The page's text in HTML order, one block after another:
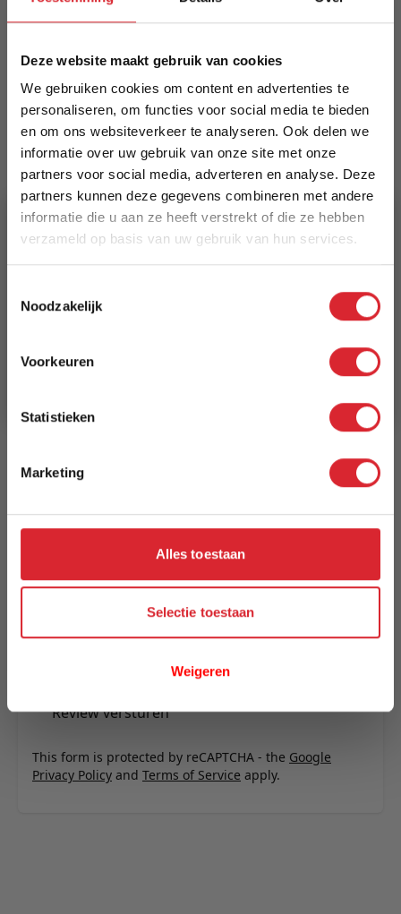
Deze website maakt gebruik van cookies
We gebruiken cookies om content en advertenties te
personaliseren, om functies voor social media te bieden
en om ons websiteverkeer te analyseren. Ook delen we
informatie over uw gebruik van onze site met onze
partners voor social media, adverteren en analyse. Deze
partners kunnen deze gegevens combineren met andere
informatie die u aan ze heeft verstrekt of die ze hebben
verzameld op basis van uw gebruik van hun services.
Noodzakelijk
Voorkeuren
Statistieken
Marketing
Alles toestaan
Selectie toestaan
Weigeren
interieurstijlen. Verkrijgbaar in meerdere kleuren
voor persoonlijke combinaties.
Schrijf uw eigen review
U plaatst een review over:Stoel Cannes taupe
Samenvatting
Review versturen
This form is protected by reCAPTCHA - the Google
Privacy Policy and Terms of Service apply.
Meer informatie
Merk
Dimehouse
EAN
8720239841220
Prijs
3 tot 5 werkdagen